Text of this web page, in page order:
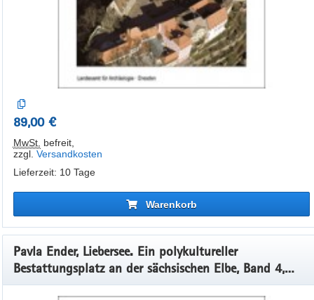
89,00 €
MwSt. befreit,
zzgl. Versandkosten
Lieferzeit: 10 Tage
Warenkorb
Pavla Ender, Liebersee. Ein polykultureller
Bestattungsplatz an der sächsischen Elbe, Band 4,
Veröff. Band 41